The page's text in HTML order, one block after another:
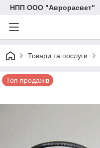
НПП ООО "Аврорасвет"
Товари та послуги
Топ продажів